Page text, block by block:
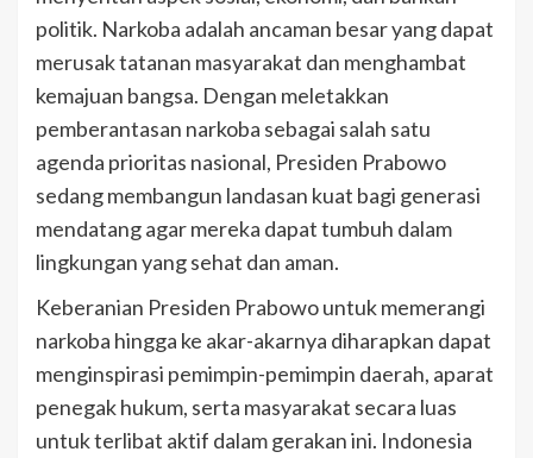
politik. Narkoba adalah ancaman besar yang dapat
merusak tatanan masyarakat dan menghambat
kemajuan bangsa. Dengan meletakkan
pemberantasan narkoba sebagai salah satu
agenda prioritas nasional, Presiden Prabowo
sedang membangun landasan kuat bagi generasi
mendatang agar mereka dapat tumbuh dalam
lingkungan yang sehat dan aman.
Keberanian Presiden Prabowo untuk memerangi
narkoba hingga ke akar-akarnya diharapkan dapat
menginspirasi pemimpin-pemimpin daerah, aparat
penegak hukum, serta masyarakat secara luas
untuk terlibat aktif dalam gerakan ini. Indonesia